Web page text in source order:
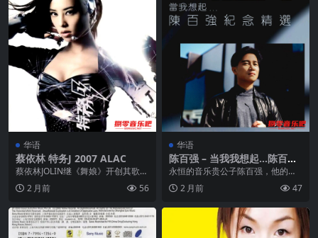
华语
蔡依林 特务J 2007 ALAC
蔡依林JOLIN继《舞娘》开创其歌唱
演艺事业新局面后，2007年JOLIN
即将创...
2 月前 56
华语
陈百强 – 当我我想起…陈百强
纪念精选 (2023) ALAC + dol
by atmos 杜比全景声 双版本
永恒的音乐贵公子陈百强，他的歌
声是粤语乐坛一抹最温柔的亮色。
这张纪念精选辑《当我...
2 月前 47